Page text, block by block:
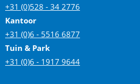
+31 (0)528 - 34 2776
Kantoor
+31 (0)6 - 5516 6877
Tuin & Park
+31 (0)6 - 1917 9644